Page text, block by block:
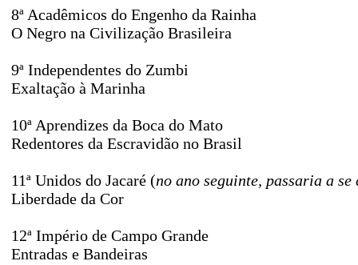
8ª Acadêmicos do Engenho da Rainha
O Negro na Civilização Brasileira
9ª Independentes do Zumbi
Exaltação à Marinha
10ª Aprendizes da Boca do Mato
Redentores da Escravidão no Brasil
11ª Unidos do Jacaré (no ano seguinte, passaria a
Liberdade da Cor
12ª Império de Campo Grande
Entradas e Bandeiras